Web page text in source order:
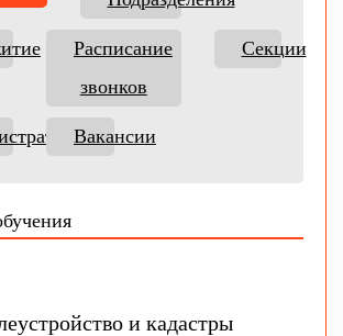
Расписание
звонков
Секции
Вакансии
и кадастры